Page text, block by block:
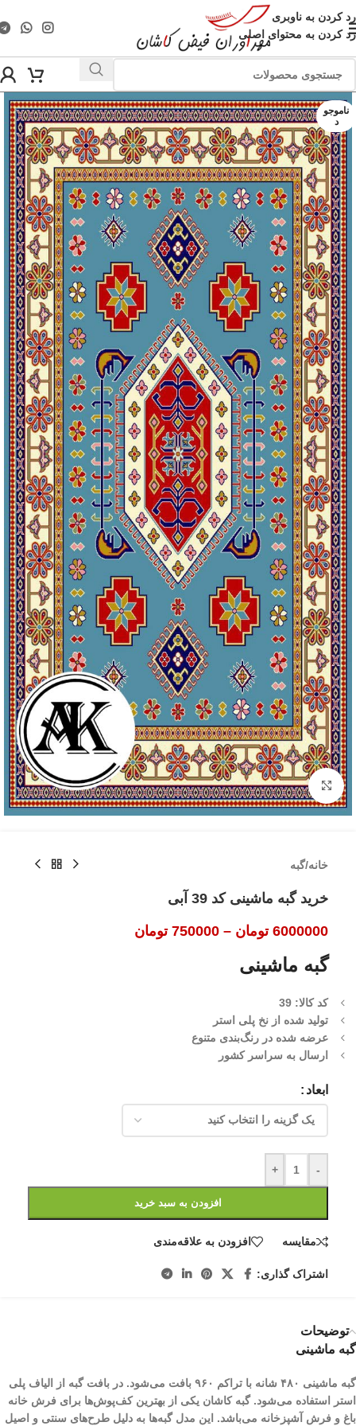
رد کردن به ناوبری
رد کردن به محتوای اصلی
ناموجو
د
بزرگنمایی تصویر
خانه/گبه
خرید گبه ماشینی کد 39 آبی
6000000 تومان –
750000 تومان
گبه ماشینی
کد کالا: 39
تولید شده از نخ پلی استر
عرضه شده در رنگ‌بندی متنوع
ارسال به سراسر کشور
ابعاد
-
+
افزودن به سبد خرید
مقایسه افزودن به علاقه‌مندی
اشتراک گذاری:
توضیحات
گبه ماشینی
گبه ماشینی ۴۸۰ شانه با تراکم ۹۶۰ بافت می‌شود. در بافت گبه از الیاف پلی
استر استفاده می‌شود. گبه کاشان یکی از بهترین کف‌پوش‌ها برای فرش خانه
باغ و فرش آشپزخانه می‌باشد. این مدل گبه‌ها به دلیل طرح‌های سنتی و اصیل